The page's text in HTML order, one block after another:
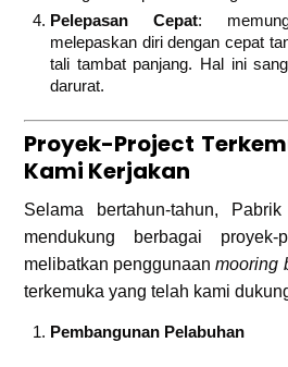
Pelepasan Cepat:
melepaskan diri dengan cepat
tali tambat panjang. Hal ini
darurat.
Proyek-Project
Kami Kerjakan
Selama bertahun-tahun,
mendukung berbagai
melibatkan penggunaanmooring
terkemuka yang telah kami
Pembangunan Pelabuhan